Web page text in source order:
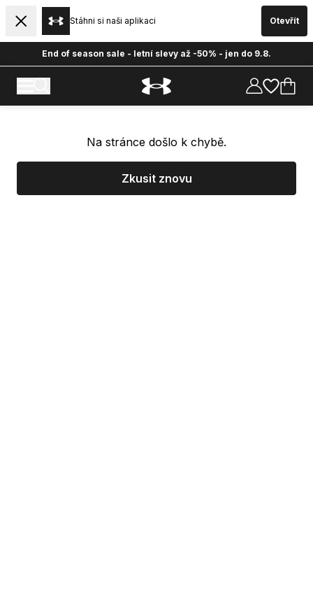
Stáhni si naši aplikaci Otevřít
End of season sale - letní slevy až -50% - jen do 9.8.
Na stránce došlo k chybě.
Zkusit znovu